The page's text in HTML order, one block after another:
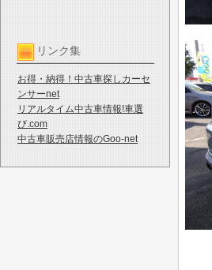
リンク集
お得・納得！中古車探しカーセ
ンサーnet
リアルタイム中古車情報!車選
び.com
中古車販売店情報のGoo-net